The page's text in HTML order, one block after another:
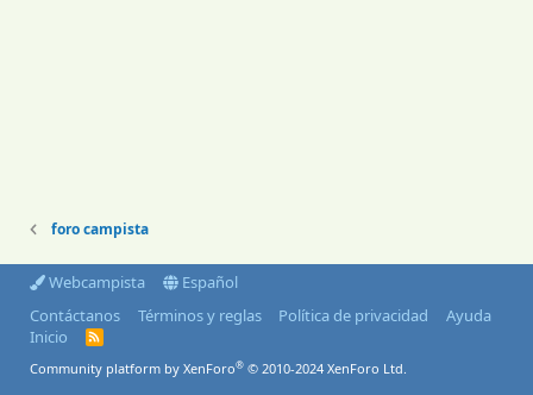
foro campista
Webcampista
Español
Contáctanos
Términos y reglas Política de privacidad
Ayuda
Inicio
R
S
Community platform by XenForo® © 2010-2024 XenForo Ltd.